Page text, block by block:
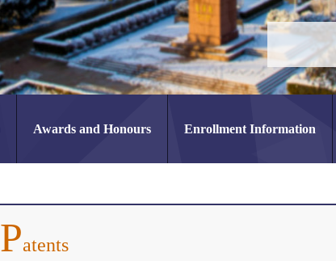
Awards and Honours Enrollment Information
Patents